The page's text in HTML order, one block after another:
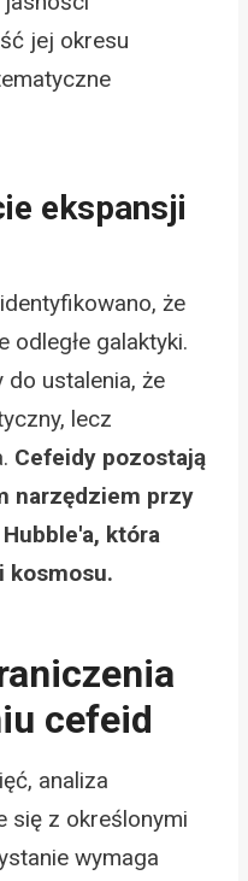
jej okresu
ekspansji
że
odległe galaktyki.
do ustalenia, że
lecz
Cefeidy pozostają
narzędziem przy
która
kosmosu.
cefeid
analiza
się z określonymi
wymaga